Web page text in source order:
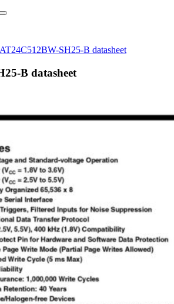
AT24C512BW-SH25-B datasheet
B datasheet